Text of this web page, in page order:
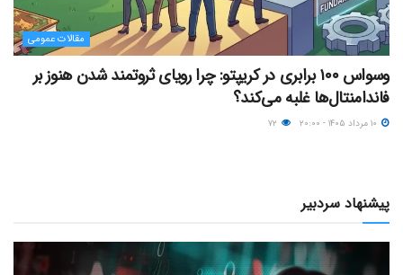
مقالات عمومی
وسواس ۱۰۰ برابری در کریپتو: چرا رویای ثروتمند شدن هنوز بر
فاندامنتال‌ها غلبه می‌کند؟
پیشنهاد سردبیر